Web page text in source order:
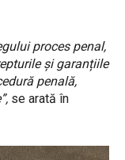
proces penal,
și garanțiile
penală,
se arată în